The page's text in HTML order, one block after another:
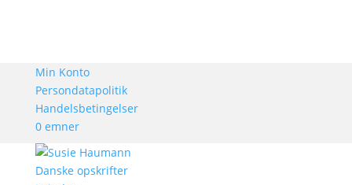
Min Konto
Persondatapolitik
Handelsbetingelser
0 emner
Danske opskrifter